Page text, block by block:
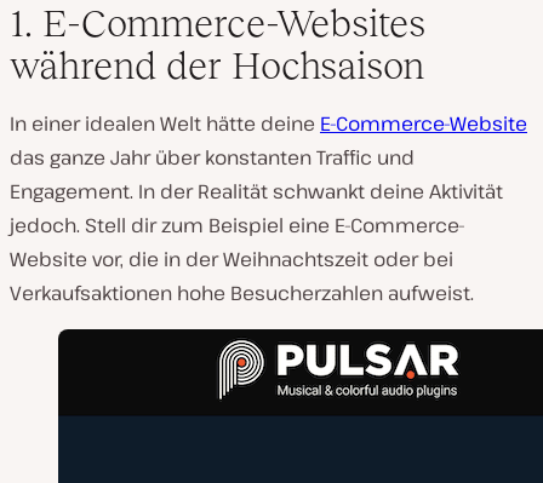
1. E-Commerce-Websites
während der Hochsaison
In einer idealen Welt hätte deine E-Commerce-Website
das ganze Jahr über konstanten Traffic und
Engagement. In der Realität schwankt deine Aktivität
jedoch. Stell dir zum Beispiel eine E-Commerce-
Website vor, die in der Weihnachtszeit oder bei
Verkaufsaktionen hohe Besucherzahlen aufweist.